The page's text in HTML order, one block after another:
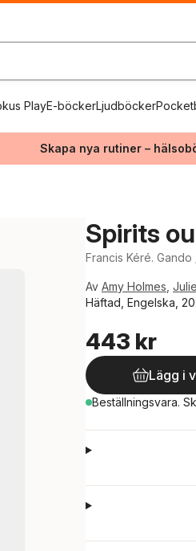
PlayE-böckerLjudböcker
Skapa nya rutiner –
Spirits
Francis Kéré. Gando
Av Amy Holmes
Häftad, Engelska,
443 kr
Lägg i
Beställningsvara.